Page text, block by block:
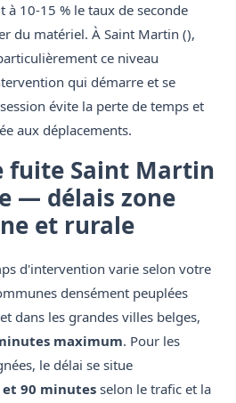
à 10-15 % le taux de seconde
du matériel. À Saint Martin (),
ce niveau
qui démarre et se
évite la perte de temps et
aux déplacements.
fuite Saint Martin
— délais zone
et rurale
d'intervention varie selon votre
densément peuplées
dans les grandes villes belges,
maximum. Pour les
le délai se situe
et 90 minutes selon le trafic et la